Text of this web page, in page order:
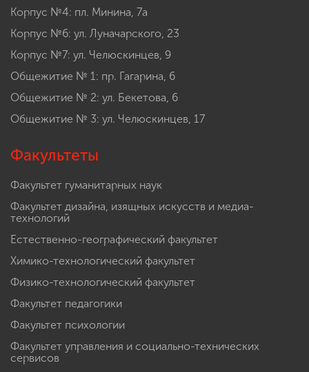
Корпус №4: пл. Минина, 7а
Корпус №6: ул. Луначарского, 23
Корпус №7: ул. Челюскинцев, 9
Общежитие № 1: пр. Гагарина, 6
Общежитие № 2: ул. Бекетова, 6
Общежитие № 3: ул. Челюскинцев, 17
Факультеты
Факультет гуманитарных наук
Факультет дизайна, изящных искусств и медиа-
технологий
Естественно-географический факультет
Химико-технологический факультет
Физико-технологический факультет
Факультет педагогики
Факультет психологии
Факультет управления и социально-технических
сервисов